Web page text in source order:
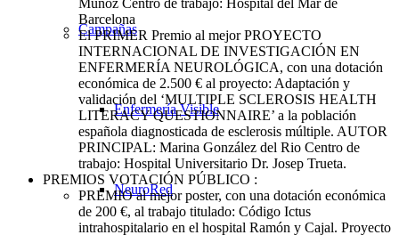
Campañas
Enfermería Visible
NeuroRed
Muñoz Centro de trabajo: Hospital del Mar de
Barcelona
El PRIMER Premio al mejor PROYECTO
INTERNACIONAL DE INVESTIGACIÓN EN
ENFERMERÍA NEUROLÓGICA, con una dotación
económica de 2.500 € al proyecto: Adaptación y
validación del ‘MULTIPLE SCLEROSIS HEALTH
LITERACY QUESTIONNAIRE’ a la población
española diagnosticada de esclerosis múltiple. AUTOR
PRINCIPAL: Marina González del Rio Centro de
trabajo: Hospital Universitario Dr. Josep Trueta.
PREMIOS VOTACIÓN PÚBLICO :
PREMIO al mejor poster, con una dotación económica
de 200 €, al trabajo titulado: Código Ictus
intrahospitalario en el hospital Ramón y Cajal. Proyecto